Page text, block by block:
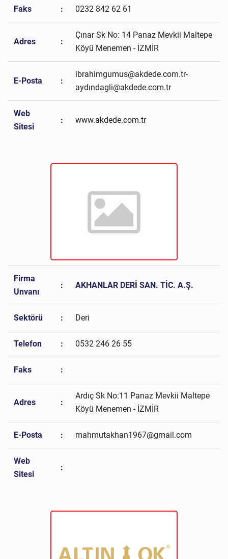
Faks : 0232 842 62 61
Adres :
Çınar Sk No: 14 Panaz Mevkii Maltepe
Köyü Menemen - İZMİR
E-Posta :
ibrahimgumus@akdede.com.tr-
aydındagli@akdede.com.tr
Web
Sitesi
: www.akdede.com.tr
Firma
Unvanı
: AKHANLAR DERİ SAN. TİC. A.Ş.
Sektörü : Deri
Telefon : 0532 246 26 55
Faks :
Adres :
Ardıç Sk No:11 Panaz Mevkii Maltepe
Köyü Menemen - İZMİR
E-Posta : mahmutakhan1967@gmail.com
Web
Sitesi
: